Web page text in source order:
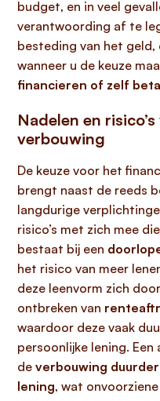
budget, en in veel
verantwoording af te
besteding van het geld,
wanneer u de keuze
financieren of zelf
Nadelen en
verbouwing
De keuze voor het
brengt naast de reeds
langdurige
risico’s met zich mee
bestaat bij een
het risico van meer
deze leenvorm zich
ontbreken van
waardoor deze vaak
persoonlijke lening.
de verbouwing
lening, wat